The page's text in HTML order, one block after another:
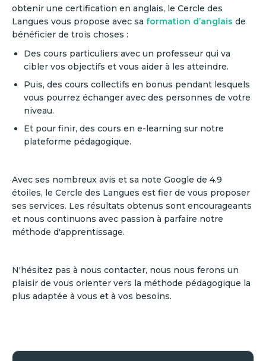
obtenir une certification en anglais, le Cercle des
Langues vous propose avec sa formation d’anglais de
bénéficier de trois choses :
‍Des cours particuliers avec un professeur qui va
cibler vos objectifs et vous aider à les atteindre.
Puis, des cours collectifs en bonus pendant lesquels
vous pourrez échanger avec des personnes de votre
niveau.
Et pour finir, des cours en e-learning sur notre
plateforme pédagogique.
Avec ses nombreux avis et sa note Google de 4.9
étoiles, le Cercle des Langues est fier de vous proposer
ses services. Les résultats obtenus sont encourageants
et nous continuons avec passion à parfaire notre
méthode d'apprentissage.
N'hésitez pas à nous contacter, nous nous ferons un
plaisir de vous orienter vers la méthode pédagogique la
plus adaptée à vous et à vos besoins.